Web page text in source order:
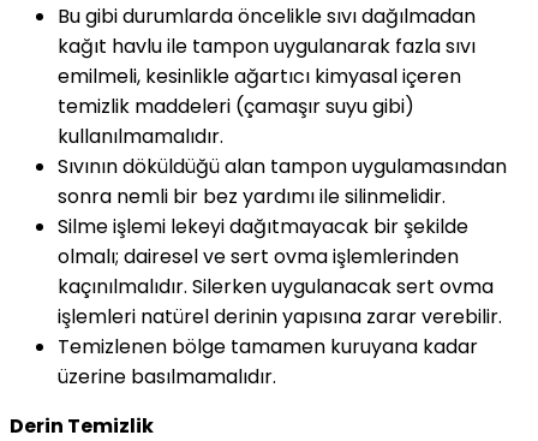
Bu gibi durumlarda öncelikle sıvı dağılmadan
kağıt havlu ile tampon uygulanarak fazla sıvı
emilmeli, kesinlikle ağartıcı kimyasal içeren
temizlik maddeleri (çamaşır suyu gibi)
kullanılmamalıdır.
Sıvının döküldüğü alan tampon uygulamasından
sonra nemli bir bez yardımı ile silinmelidir.
Silme işlemi lekeyi dağıtmayacak bir şekilde
olmalı; dairesel ve sert ovma işlemlerinden
kaçınılmalıdır. Silerken uygulanacak sert ovma
işlemleri natürel derinin yapısına zarar verebilir.
Temizlenen bölge tamamen kuruyana kadar
üzerine basılmamalıdır.
Derin Temizlik